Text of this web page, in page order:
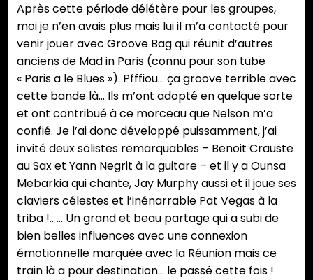
Après cette période délétère pour les groupes,
moi je n’en avais plus mais lui il m’a contacté pour
venir jouer avec Groove Bag qui réunit d’autres
anciens de Mad in Paris (connu pour son tube
« Paris a le Blues »). Pfffiou… ça groove terrible avec
cette bande là… Ils m’ont adopté en quelque sorte
et ont contribué à ce morceau que Nelson m’a
confié. Je l’ai donc développé puissamment, j’ai
invité deux solistes remarquables – Benoit Crauste
au Sax et Yann Negrit à la guitare – et il y a Ounsa
Mebarkia qui chante, Jay Murphy aussi et il joue ses
claviers célestes et l’inénarrable Pat Vegas à la
triba !.. … Un grand et beau partage qui a subi de
bien belles influences avec une connexion
émotionnelle marquée avec la Réunion mais ce
train là a pour destination… le passé cette fois !